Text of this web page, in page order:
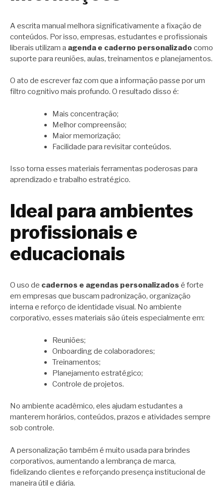
A escrita manual melhora significativamente a fixação de
conteúdos. Por isso, empresas, estudantes e profissionais
liberais utilizam a agenda e caderno personalizado como
suporte para reuniões, aulas, treinamentos e planejamentos.
O ato de escrever faz com que a informação passe por um
filtro cognitivo mais profundo. O resultado disso é:
Mais concentração;
Melhor compreensão;
Maior memorização;
Facilidade para revisitar conteúdos.
Isso torna esses materiais ferramentas poderosas para
aprendizado e trabalho estratégico.
Ideal para ambientes
profissionais e
educacionais
O uso de cadernos e agendas personalizados é forte
em empresas que buscam padronização, organização
interna e reforço de identidade visual. No ambiente
corporativo, esses materiais são úteis especialmente em:
Reuniões;
Onboarding de colaboradores;
Treinamentos;
Planejamento estratégico;
Controle de projetos.
No ambiente acadêmico, eles ajudam estudantes a
manterem horários, conteúdos, prazos e atividades sempre
sob controle.
A personalização também é muito usada para brindes
corporativos, aumentando a lembrança de marca,
fidelizando clientes e reforçando presença institucional de
maneira útil e diária.